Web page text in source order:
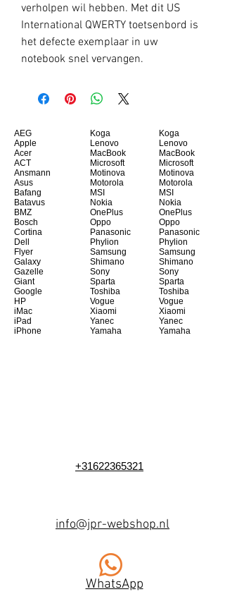
verholpen wil hebben. Met dit US
International QWERTY toetsenbord is
het defecte exemplaar in uw
notebook snel vervangen.
AEG
Apple
Acer
ACT
Ansmann
Asus
Bafang
Batavus
BMZ
Bosch
Cortina
Dell
Flyer
Galaxy
Gazelle
Giant
Google
HP
iMac
iPad
iPhone
Koga
Lenovo
MacBook
Microsoft
Motinova
Motorola
MSI
Nokia
OnePlus
Oppo
Panasonic
Phylion
Samsung
Shimano
Sony
Sparta
Toshiba
Vogue
Xiaomi
Yanec
Yamaha
Koga
Lenovo
MacBook
Microsoft
Motinova
Motorola
MSI
Nokia
OnePlus
Oppo
Panasonic
Phylion
Samsung
Shimano
Sony
Sparta
Toshiba
Vogue
Xiaomi
Yanec
Yamaha
+31622365321
info@jpr-webshop.nl
WhatsApp